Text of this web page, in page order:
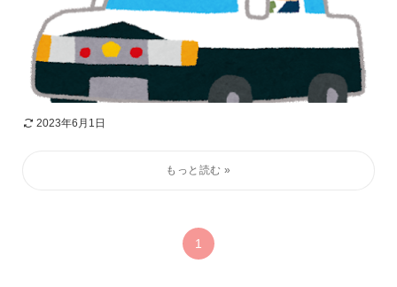
2023年6月1日
1